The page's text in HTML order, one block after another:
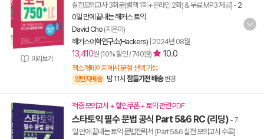
미리보기
실전모의고사 3회분(별책 1회+온라인 2회) & 무료 MP3 제공] - 2
0일 만에 끝내는 해커스 토익
David Cho (지은이)
해커스어학연구소(Hackers) 2024년 08월
13,410원 (10% 할인 / 740원) 10.0
책소개페이지에서 분철 선택 가능
양탄자배송 밤 11시 잠들기전 배송 변경
적중 모의고사 + 할인쿠폰 + 토익 관련 PDF
스타토익 필수 문법 공식 Part 5&6 RC (리딩) - 7
일 만에 끝내는 토익 문법전략서 [Part 5&6 실전 모의고사 수록]